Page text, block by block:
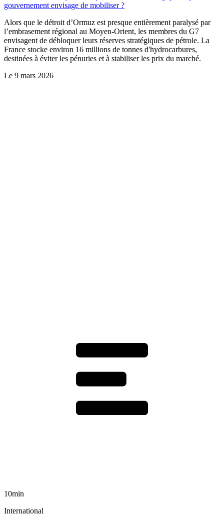
gouvernement envisage de mobiliser ?
Alors que le détroit d’Ormuz est presque entièrement paralysé par
l’embrasement régional au Moyen-Orient, les membres du G7
envisagent de débloquer leurs réserves stratégiques de pétrole. La
France stocke environ 16 millions de tonnes d'hydrocarbures,
destinées à éviter les pénuries et à stabiliser les prix du marché.
Le 9 mars 2026
10min
International